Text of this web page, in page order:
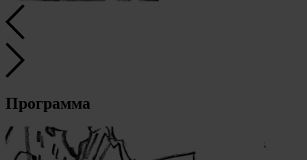
Программа